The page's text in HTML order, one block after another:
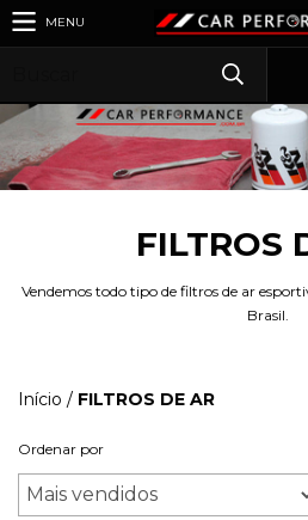
MENU
FILTROS
Vendemos todo tipo de filtros de ar
Brasil.
Início / FILTROS DE AR
Ordenar por